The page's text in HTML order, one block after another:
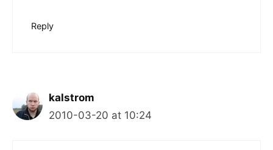
Reply
kalstrom
2010-03-20 at 10:24